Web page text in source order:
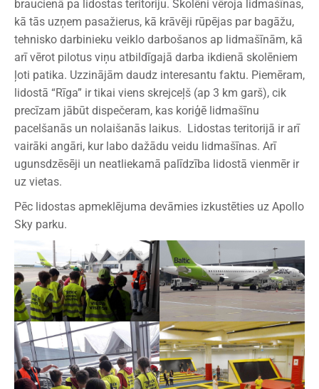
braucienā pa lidostas teritoriju. Skolēni vēroja lidmašīnas,
kā tās uzņem pasažierus, kā krāvēji rūpējas par bagāžu,
tehnisko darbinieku veiklo darbošanos ap lidmašīnām, kā
arī vērot pilotus viņu atbildīgajā darba ikdienā skolēniem
ļoti patika. Uzzinājām daudz interesantu faktu. Piemēram,
lidostā “Rīga” ir tikai viens skrejceļš (ap 3 km garš), cik
precīzam jābūt dispečeram, kas koriģē lidmašīnu
pacelšanās un nolaišanās laikus. Lidostas teritorijā ir arī
vairāki angāri, kur labo dažādu veidu lidmašīnas. Arī
ugunsdzēsēji un neatliekamā palīdzība lidostā vienmēr ir
uz vietas.
Pēc lidostas apmeklējuma devāmies izkustēties uz Apollo
Sky parku.